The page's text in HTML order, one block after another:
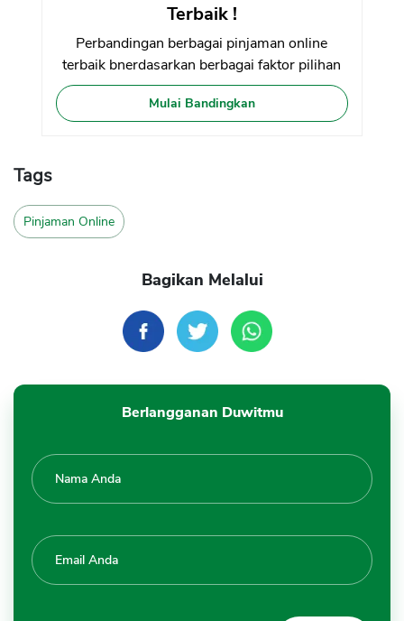
Terbaik !
Perbandingan berbagai pinjaman online
terbaik bnerdasarkan berbagai faktor pilihan
Mulai Bandingkan
Tags
Pinjaman Online
Bagikan Melalui
Berlangganan Duwitmu